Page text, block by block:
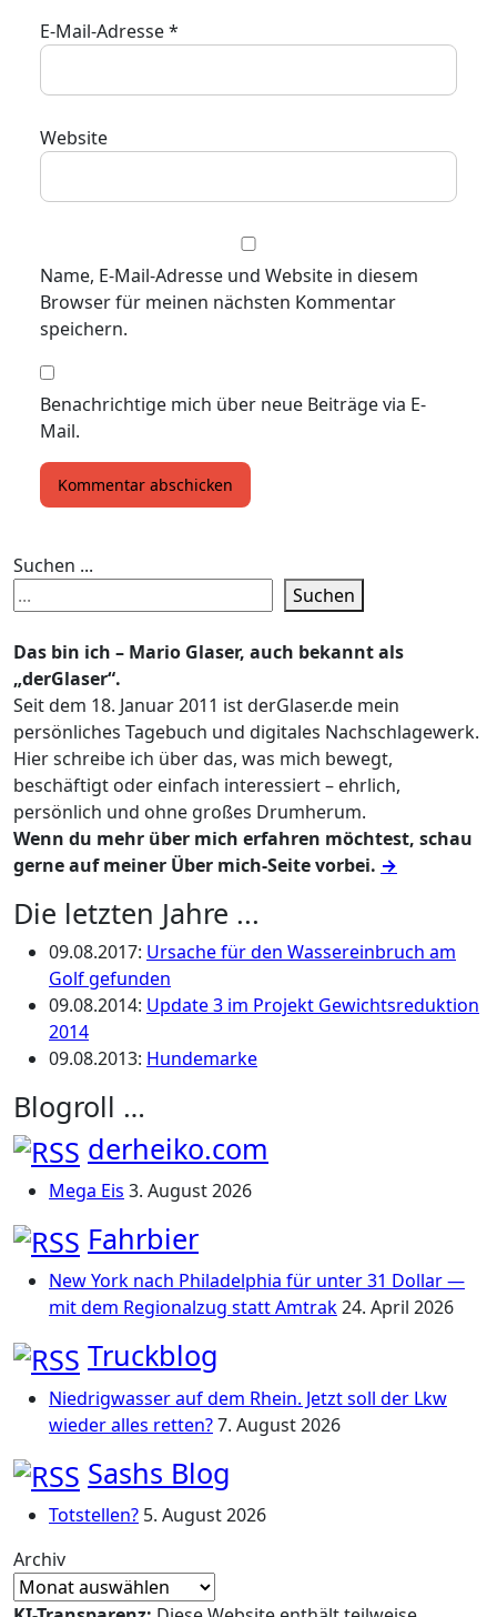
E-Mail-Adresse*
Website
Name, E-Mail-Adresse und Website in diesem
Browser für meinen nächsten Kommentar
speichern.
Benachrichtige mich über neue Beiträge via E-
Mail.
Suchen ...
Suchen
Das bin ich – Mario Glaser, auch bekannt als
„derGlaser“.
Seit dem 18. Januar 2011 ist derGlaser.de mein
persönliches Tagebuch und digitales Nachschlagewerk.
Hier schreibe ich über das, was mich bewegt,
beschäftigt oder einfach interessiert – ehrlich,
persönlich und ohne großes Drumherum.
Wenn du mehr über mich erfahren möchtest, schau
gerne auf meiner Über mich-Seite vorbei. →
Die letzten Jahre ...
09.08.2017: Ursache für den Wassereinbruch am
Golf gefunden
09.08.2014: Update 3 im Projekt Gewichtsreduktion
2014
09.08.2013: Hundemarke
Blogroll …
derheiko.com
Mega Eis 3. August 2026
Fahrbier
New York nach Philadelphia für unter 31 Dollar —
mit dem Regionalzug statt Amtrak24. April 2026
Truckblog
Niedrigwasser auf dem Rhein. Jetzt soll der Lkw
wieder alles retten?7. August 2026
Sashs Blog
Totstellen? 5. August 2026
Archiv